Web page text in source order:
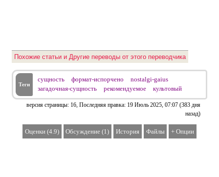
сущность формат-испорчено
nostalgi-gaius
загадочная-сущность
рекомендуемое культовый
версия страницы: 16, Последняя правка: 19 Июль 2025, 07:07 (383 дня
назад)
Оценки(4.9) Обсуждение (1) История Файлы + Опции